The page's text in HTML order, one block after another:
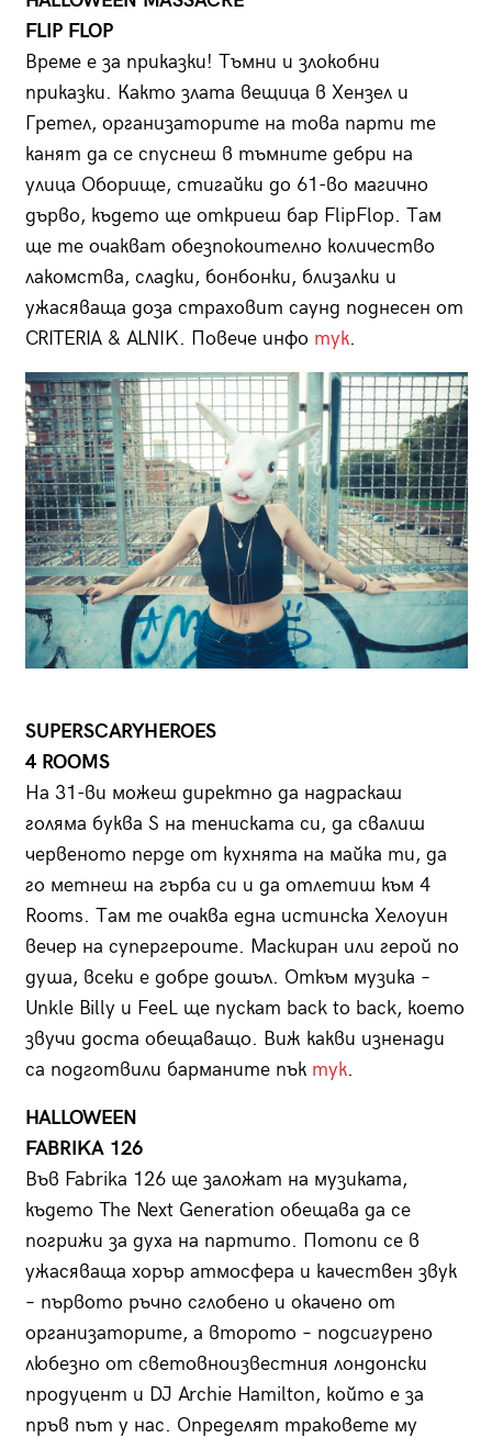
FLIP FLOP
Време е за приказки! Тъмни и злокобни
приказки. Както злата вещица в Хензел и
Гретел, организаторите на това парти те
канят да се спуснеш в тъмните дебри на
улица Оборище, стигайки до 61-во магично
дърво, където ще откриеш бар FlipFlop. Там
ще те очакват обезпокоително количество
лакомства, сладки, бонбонки, близалки и
ужасяваща доза страховит саунд поднесен от
CRITERIA & ALNIK. Повече инфо тук.
SUPERSCARYHEROES
4 ROOMS
На 31-ви можеш директно да надраскаш
голяма буква S на тениската си, да свалиш
червеното перде от кухнята на майка ти, да
го метнеш на гърба си и да отлетиш към 4
Rooms. Там те очаква една истинска Хелоуин
вечер на супергероите. Маскиран или герой по
душа, всеки е добре дошъл. Откъм музика –
Unkle Billy и FeeL ще пускат back to back, което
звучи доста обещаващо. Виж какви изненади
са подготвили барманите пък тук.
HALLOWEEN
FABRIKA 126
Във Fabrika 126 ще заложат на музиката,
където The Next Generation обещава да се
погрижи за духа на партито. Потопи се в
ужасяваща хорър атмосфера и качествен звук
– първото ръчно сглобено и окачено от
организаторите, а второто – подсигурено
любезно от световноизвестния лондонски
продуцент и DJ Archie Hamilton, който е за
пръв път у нас. Определят траковете му